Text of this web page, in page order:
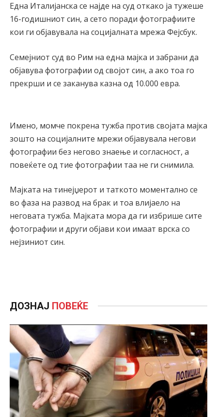
Една Италијанска се најде на суд откако ја тужеше
16-годишниот син, а сето поради фотографиите
кои ги објавувала на социјалната мрежа Фејсбук.
Семејниот суд во Рим на една мајка и забрани да
објавува фотографии од својот син, а ако тоа го
прекрши и се заканува казна од 10.000 евра.
Имено, момче покрена тужба против својата мајка
зошто на социјалните мрежи објавувала негови
фотографии без негово знаење и согласност, а
повеќете од тие фотографии таа не ги снимила.
Мајката на тинејџерот и таткото моментално се
во фаза на развод на брак и тоа влијаело на
неговата тужба. Мајката мора да ги избрише сите
фотографии и други објави кои имаат врска со
нејзиниот син.
ДОЗНАЈ ПОВЕЌЕ